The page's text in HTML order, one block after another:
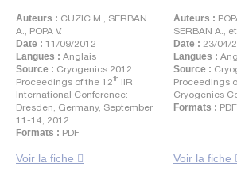
Auteurs : CUZIC M., SERBAN
A., POPA V.
Date : 11/09/2012
Langues : Anglais
Source : Cryogenics 2012.
Proceedings of the 12th IIR
International Conference:
Dresden, Germany, September
11-14, 2012.
Formats : PDF
Voir la fiche
Auteurs :
SERBAN A.,
Date : 23/04/
Langues :
Source :
Proceedings
Cryogenics
Formats : PDF
Voir la fiche